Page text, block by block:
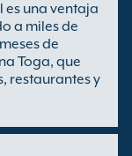
es una ventaja
a miles de
de
Toga, que
restaurantes y